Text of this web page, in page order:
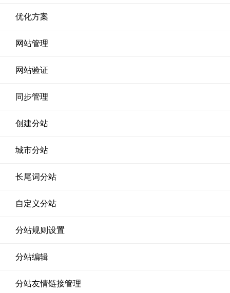
优化方案
网站管理
网站验证
同步管理
创建分站
城市分站
长尾词分站
自定义分站
分站规则设置
分站编辑
分站友情链接管理